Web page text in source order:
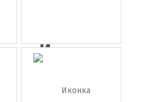
Иконка
наушники